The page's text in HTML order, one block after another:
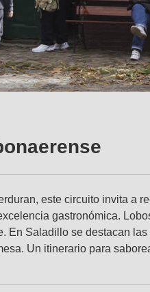
este circuito invita a
gastronómica.
En Saladillo se destacan
Un itinerario para